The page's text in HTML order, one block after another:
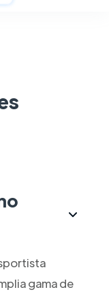
gama de